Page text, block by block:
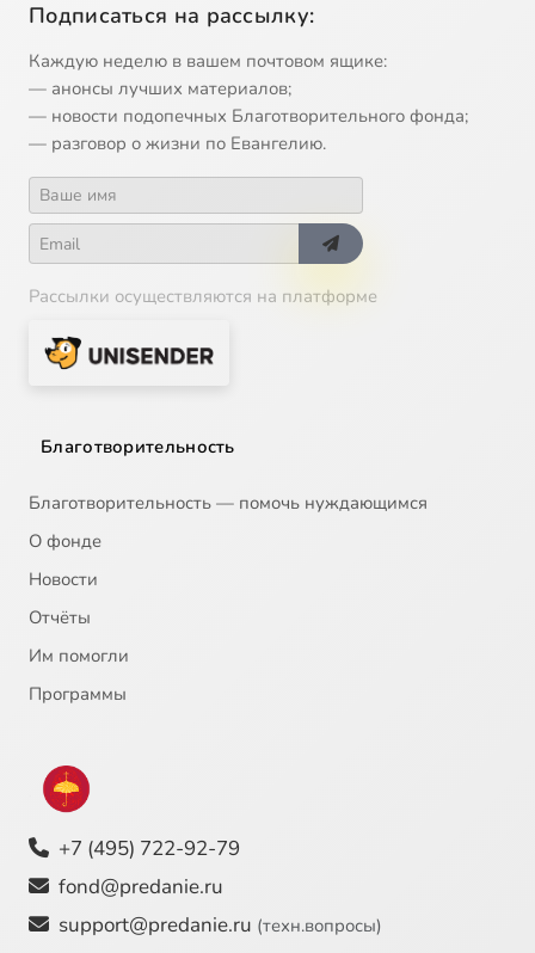
Подписаться на рассылку:
Каждую неделю в вашем почтовом ящике:
— анонсы лучших материалов;
— новости подопечных Благотворительного фонда;
— разговор о жизни по Евангелию.
Рассылки осуществляются на платформе
Благотворительность
Благотворительность — помочь нуждающимся
О фонде
Новости
Отчёты
Им помогли
Программы
+7 (495) 722-92-79
fond@predanie.ru
support@predanie.ru (техн.вопросы)